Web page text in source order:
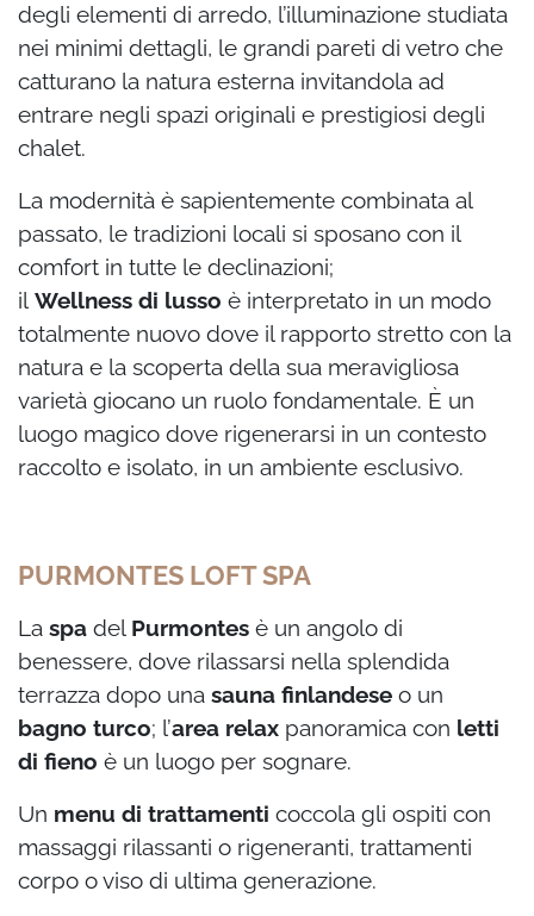
degli elementi di arredo, l’illuminazione studiata
nei minimi dettagli, le grandi pareti di vetro che
catturano la natura esterna invitandola ad
entrare negli spazi originali e prestigiosi degli
chalet.
La modernità è sapientemente combinata al
passato, le tradizioni locali si sposano con il
comfort in tutte le declinazioni;
il Wellness di lusso è interpretato in un modo
totalmente nuovo dove il rapporto stretto con la
natura e la scoperta della sua meravigliosa
varietà giocano un ruolo fondamentale. È un
luogo magico dove rigenerarsi in un contesto
raccolto e isolato, in un ambiente esclusivo.
PURMONTES LOFT SPA
La spa del Purmontes è un angolo di
benessere, dove rilassarsi nella splendida
terrazza dopo una sauna finlandese o un
bagno turco; l’area relax panoramica con letti
di fieno è un luogo per sognare.
Un menu di trattamenti coccola gli ospiti con
massaggi rilassanti o rigeneranti, trattamenti
corpo o viso di ultima generazione.